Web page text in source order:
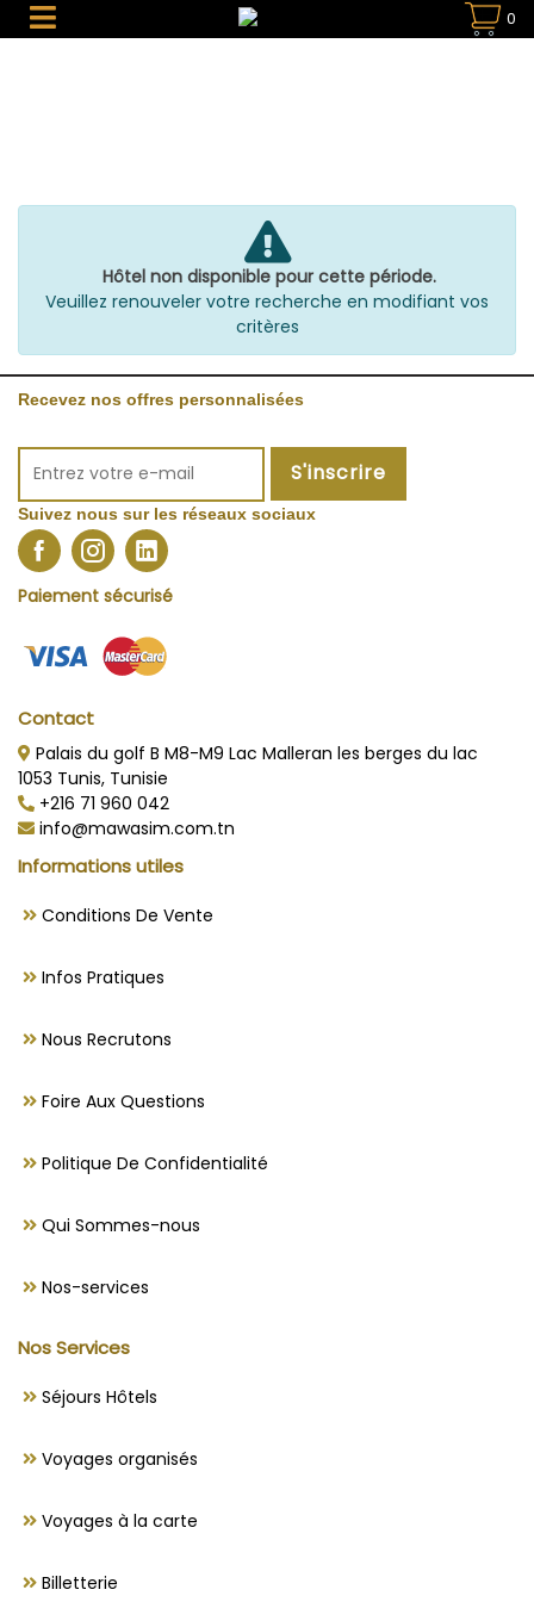
0
Hôtel non disponible pour cette période.
Veuillez renouveler votre recherche en modifiant vos
critères
Recevez nos offres personnalisées
S'inscrire
Suivez nous sur les réseaux sociaux
Paiement sécurisé
Contact
Palais du golf B M8-M9 Lac Malleran les berges du lac
1053 Tunis, Tunisie
+216 71 960 042
info@mawasim.com.tn
Informations utiles
Conditions De Vente
Infos Pratiques
Nous Recrutons
Foire Aux Questions
Politique De Confidentialité
Qui Sommes-nous
Nos-services
Nos Services
Séjours Hôtels
Voyages organisés
Voyages à la carte
Billetterie